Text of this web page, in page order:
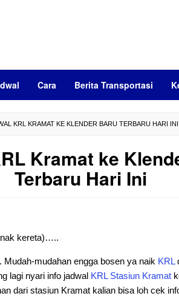
Cara Berita Transportasi
KRL KRAMAT KE KLENDER BARU TERBARU HARI INI
Kramat ke
Terbaru Hari Ini
kereta)…..
mudahan engga bosen ya naik KRL
lagi nyari info jadwal KRL Stasiun Kramat
dari stasiun Kramat kalian bisa loh cek